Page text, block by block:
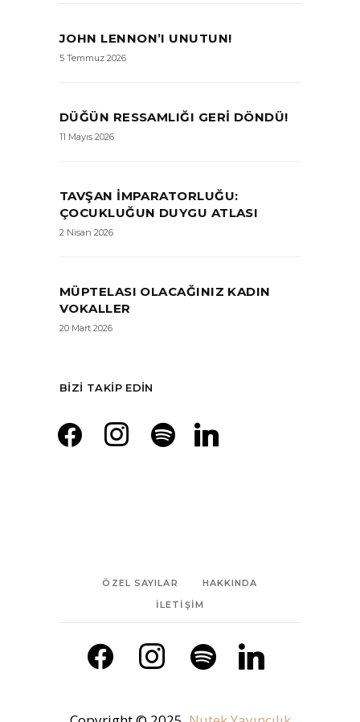
JOHN LENNON’I UNUTUN!
5 Temmuz 2026
DÜĞÜN RESSAMLIĞI GERI DÖNDÜ!
11 Mayıs 2026
TAVŞAN İMPARATORLUĞU:
ÇOCUKLUĞUN DUYGU ATLASI
2 Nisan 2026
MÜPTELASI OLACAĞINIZ KADIN
VOKALLER
20 Mart 2026
BIZI TAKIP EDIN
facebook instagramspotify linkedin
ÖZEL SAYILAR
HAKKINDA
İLETIŞIM
facebook instagram spotify linkedin